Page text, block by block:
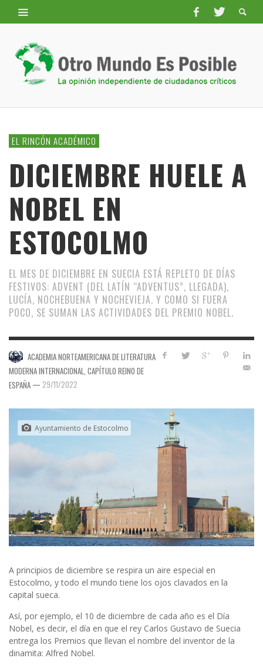
EL RINCÓN ACADÉMICO
DICIEMBRE HUELE A
NOBEL EN
ESTOCOLMO
EL MES DE DICIEMBRE EN SUECIA ESTÁ REPLETO DE DÍAS
FESTIVOS: ADVENT (DEL LATÍN “ADVENTUS”, LLEGADA),
LUCÍA, NOCHEBUENA Y NOCHEVIEJA. Y COMO SI FUERA
POCO, SE SUMAN LAS ACTIVIDADES DEL PREMIO NOBEL.
ACADEMIA NORTEAMERICANA DE LITERATURA
MODERNA INTERNACIONAL, CAPÍTULO REINO DE
ESPAÑA — 29/11/2022
Ayuntamiento de Estocolmo
A principios de diciembre se respira un aire especial en
Estocolmo, y todo el mundo tiene los ojos clavados en la
capital sueca.
Así, por ejemplo, el 10 de diciembre de cada año es el Día
Nobel, es decir, el día en que el rey Carlos Gustavo de Suecia
entrega los Premios que llevan el nombre del inventor de la
dinamita: Alfred Nobel.